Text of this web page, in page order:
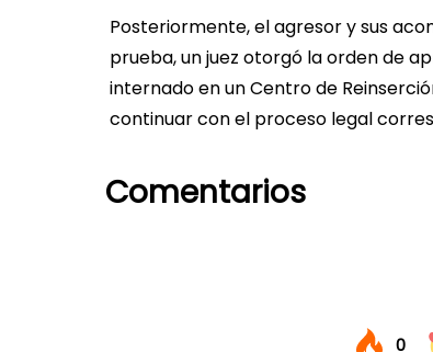
Posteriormente, el agresor y sus
prueba, un juez otorgó la orden de
internado en un Centro de
continuar con el proceso legal
Comentarios